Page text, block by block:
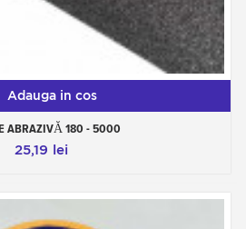
Adauga in cos
ABRAZIVĂ 180 - 5000
25,19 lei